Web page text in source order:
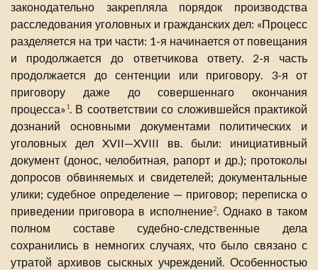
законодательно закрепляла порядок производства
расследования уголовных и гражданских дел: «Процесс
разделяется на три части: 1-я начинается от повещания
и продолжается до ответчикова ответу. 2-я часть
продолжается до сентенции или приговору. 3-я от
приговору даже до совершеннаго окончания
процесса»1. В соответствии со сложившейся практикой
дознаний основными документами политических и
уголовных дел XVII—XVIII вв. были: инициативный
документ (донос, челобитная, рапорт и др.); протоколы
допросов обвиняемых и свидетелей; документальные
улики; судебное определение — приговор; переписка о
приведении приговора в исполнение2. Однако в таком
полном составе судебно-следственные дела
сохранились в немногих случаях, что было связано с
утратой архивов сыскных учреждений. Особенностью